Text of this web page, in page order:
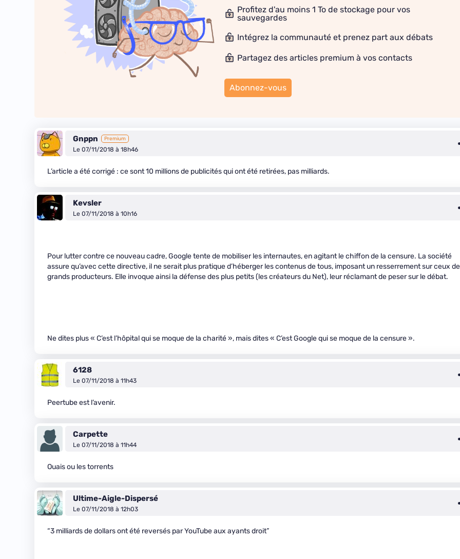
Profitez d'au moins 1 To de stockage pour vos
sauvegardes
Intégrez la communauté et prenez part aux débats
Partagez des articles premium à vos contacts
Abonnez-vous
Gnppn Premium
Le 07/11/2018 à 18h46
L’article a été corrigé : ce sont 10 millions de publicités qui ont été retirées, pas milliards.
Kevsler
Le 07/11/2018 à 10h16
Pour lutter contre ce nouveau cadre, Google tente de mobiliser les internautes, en agitant le chiffon de la censure. La société
assure qu’avec cette directive, il ne serait plus pratique d’héberger les contenus de tous, imposant un resserrement sur ceux de
grands producteurs. Elle invoque ainsi la défense des plus petits (les créateurs du Net), leur réclamant de peser sur le débat.
Ne dites plus « C’est l’hôpital qui se moque de la charité », mais dites « C’est Google qui se moque de la censure ».
6128
Le 07/11/2018 à 11h43
Peertube est l’avenir.
Carpette
Le 07/11/2018 à 11h44
Ouais ou les torrents
Ultime-Aigle-Dispersé
Le 07/11/2018 à 12h03
“3 milliards de dollars ont été reversés par YouTube aux ayants droit”